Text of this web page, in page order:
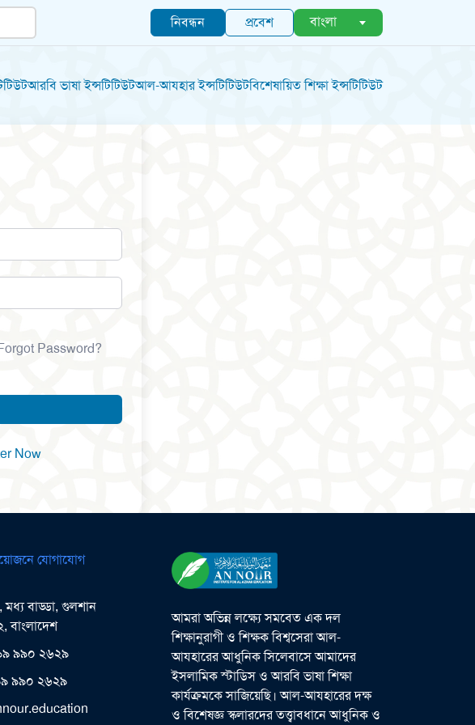
নিবন্ধন প্রবেশ বাংলা
আরবি ভাষা ইন্সটিটিউটআল-আযহার ইন্সটিটিউটবিশেষায়িত শিক্ষা ইন্সটিটিউট
Password?
Now
যোগাযোগ
মধ্য বাড্ডা, গুলশান
বাংলাদেশ
৯৯০ ২৬২৯
৯৯০ ২৬২৯
আমরা অভিন্ন লক্ষ্যে সমবেত এক দল
শিক্ষানুরাগী ও শিক্ষক বিশ্বসেরা আল-
আযহারের আধুনিক সিলেবাসে আমাদের
ইসলামিক স্টাডিস ও আরবি ভাষা শিক্ষা
কার্যক্রমকে সাজিয়েছি। আল-আযহারের দক্ষ
ও বিশেষজ্ঞ স্কলারদের তত্ত্বাবধানে আধুনিক ও